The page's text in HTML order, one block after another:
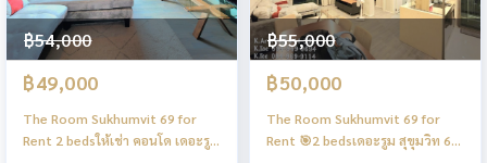
฿54,000
฿49,000
The Room Sukhumvit 69 for
Rent 2 bedsให้เช่า คอนโด เดอะรูม
฿55,000
฿50,000
The Room Sukhumvit 69 for
Rent 🎯2 bedsเดอะรูม สุขุมวิท 69